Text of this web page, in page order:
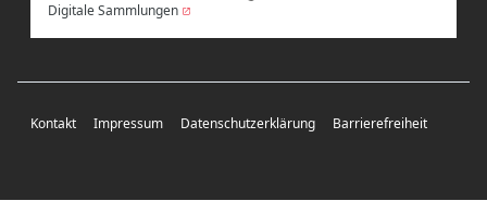
Digitale Sammlungen
Kontakt Impressum Datenschutzerklärung Barrierefreiheit